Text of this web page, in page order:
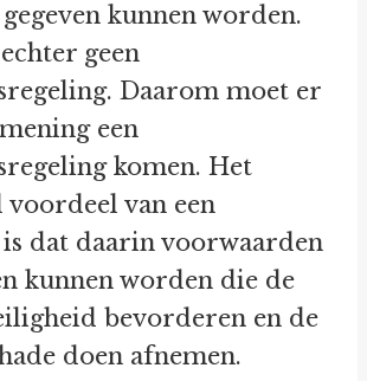
kunnen worden.
geen
Daarom moet er
een
komen. Het
van een
dat daarin voorwaarden
kunnen worden die de
bevorderen en de
doen afnemen.